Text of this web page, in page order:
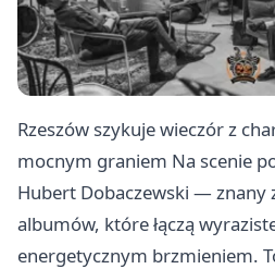
Rzeszów szykuje wieczór z
mocnym graniem Na scenie
Hubert Dobaczewski — znany
albumów, które łączą
energetycznym brzmieniem.